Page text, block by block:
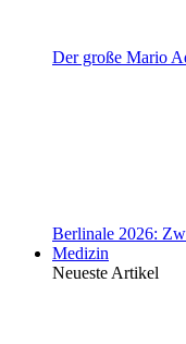
Der große Mario
Berlinale 2026:
Medizin
Neueste Artikel